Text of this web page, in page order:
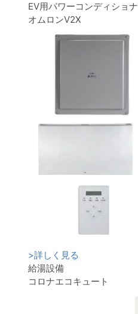
EV用パワーコンディショナ
オムロンV2X
>詳しく見る
給湯設備
コロナエコキュート